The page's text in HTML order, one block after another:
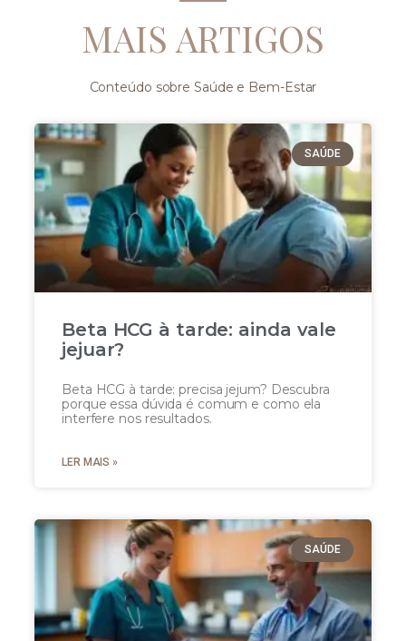
MAIS ARTIGOS
Conteúdo sobre Saúde e Bem-Estar
SAÚDE
Beta HCG à tarde: ainda vale
jejuar?
Beta HCG à tarde: precisa jejum? Descubra
porque essa dúvida é comum e como ela
interfere nos resultados.
LER MAIS »
SAÚDE